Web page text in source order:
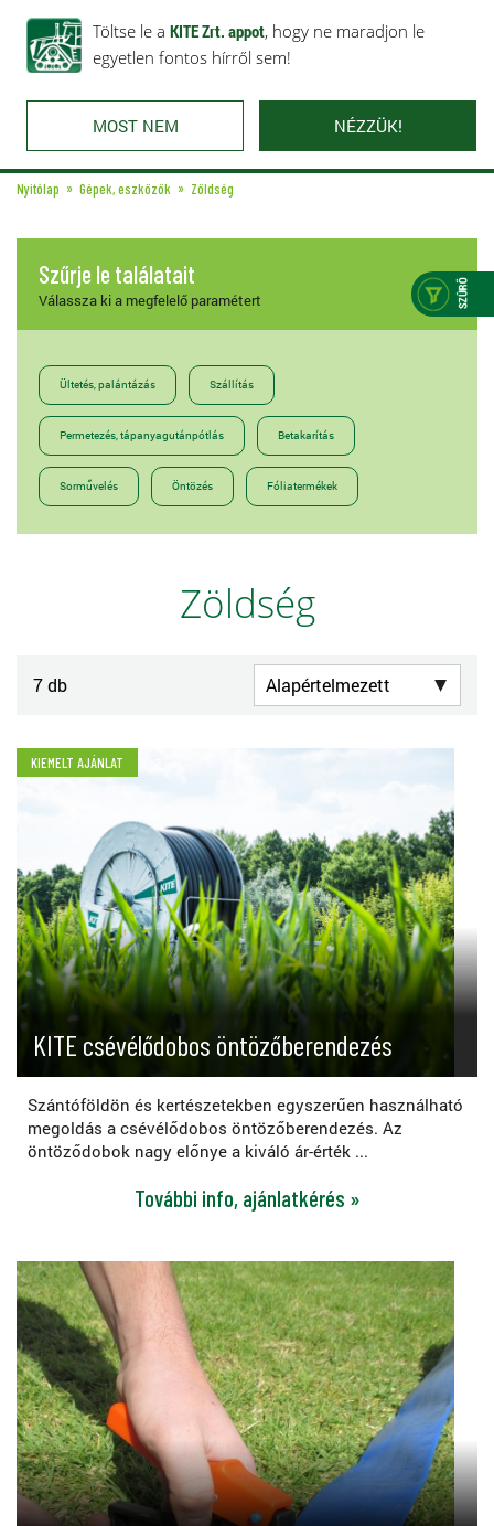
Töltse le a KITE Zrt. appot, hogy ne maradjon le
egyetlen fontos hírről sem!
MOST NEM NÉZZÜK!
Rólunk Ajánlataink Karrier Kapcsolat
Nyitólap Gépek, eszközök Zöldség
Szűrje le találatait
Válassza ki a megfelelő paramétert
Ültetés, palántázás Szállítás
Permetezés, tápanyagutánpótlás Betakarítás
Sorművelés Öntözés Fóliatermékek
Zöldség
7 db
KIEMELT AJÁNLAT
KITE csévélődobos öntözőberendezés
Szántóföldön és kertészetekben egyszerűen használható
megoldás a csévélődobos öntözőberendezés. Az
öntöződobok nagy előnye a kiváló ár-érték ...
További info, ajánlatkérés »